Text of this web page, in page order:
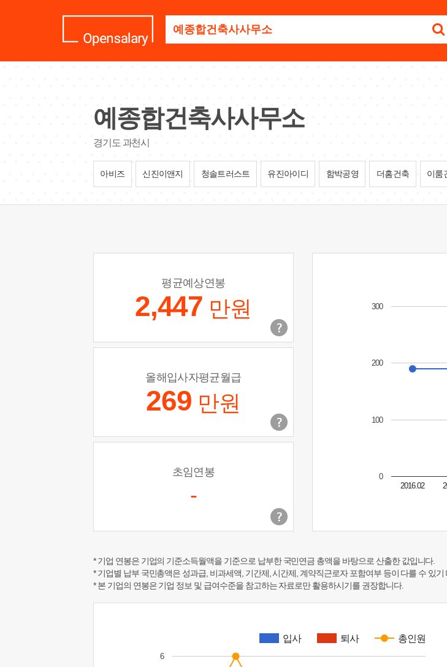
명
세
요
예종합건축사사무소
경기도 과천시
아비즈 신진이앤지 청솔트러스트 유진아이디 함박공영 더홈건축 이룸
평균예상연봉
2,447 만원
올해입사자평균월급
269 만원
초임연봉
- 2016.02
0
100
200
300
* 기업 연봉은 기업의 기준소득월액을 기준으로 납부한 국민연금 총액을 바탕으로 산출한 값입니다.
* 기업별 납부 국민총액은 성과급, 비과세액, 기간제, 시간제, 계약직근로자 포함여부 등이 다를 수 있
* 본 기업의 연봉은 기업 정보 및 급여수준을 참고하는 자료로만 활용하시기를 권장합니다.
입사 퇴사 총인원
6